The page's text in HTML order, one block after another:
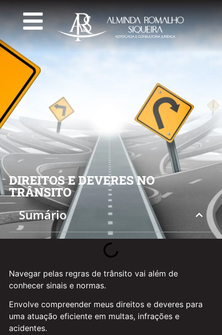
DIREITOS E DEVERES NO
TRÂNSITO
Sumário
Navegar pelas regras de trânsito vai além de
conhecer sinais e normas.
Envolve compreender meus direitos e deveres para
uma atuação eficiente em multas, infrações e
acidentes.